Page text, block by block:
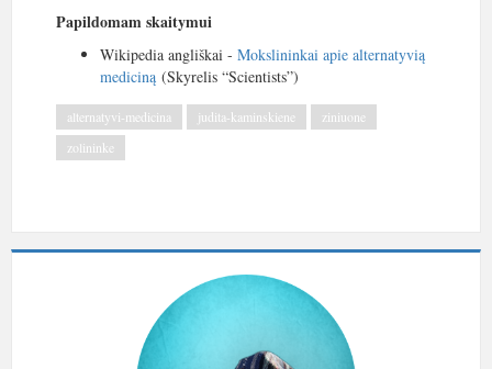
Papildomam skaitymui
Wikipedia angliškai - Mokslininkai apie alternatyvią
mediciną (Skyrelis “Scientists”)
alternatyvi-medicina judita-kaminskiene
ziniuone
zolininke